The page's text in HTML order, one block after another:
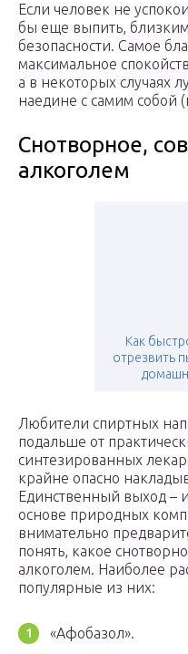
Если человек не
бы еще выпить, близким
безопасности. Самое
максимальное
а в некоторых случаях
наедине с самим собой
Снотворное,
алкоголем
Как
отрезвить
Любители спиртных
подальше от
синтезированных
крайне опасно
Единственный выход –
основе природных
внимательно
понять, какое
алкоголем. Наиболее
популярные из них:
«Афобазол».